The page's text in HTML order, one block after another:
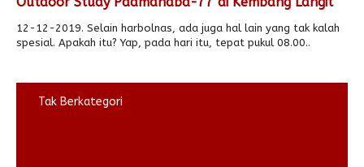
12-12-2019. Selain harbolnas, ada juga hal lain yang tak kalah
spesial. Apakah itu? Yap, pada hari itu, tepat pukul 08.00..
Tak Berkategori